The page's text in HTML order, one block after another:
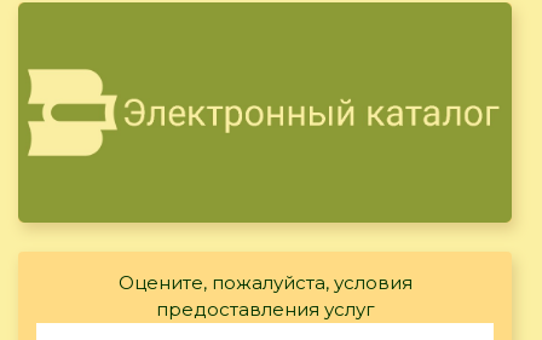
Оцените, пожалуйста, условия
предоставления услуг